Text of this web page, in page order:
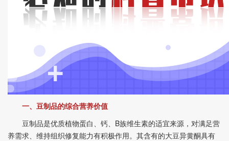
一、豆制品的综合营养价值
豆制品是优质植物蛋白、钙、B族维生素的适宜来源，对满足营
养需求、维持组织修复能力有积极作用。其含有的大豆异黄酮具有